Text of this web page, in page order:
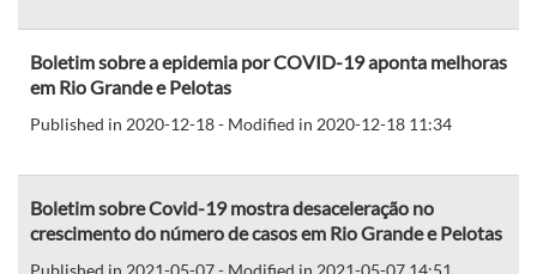
Boletim sobre a epidemia por COVID-19 aponta melhoras
em Rio Grande e Pelotas
Published in 2020-12-18 - Modified in 2020-12-18 11:34
Boletim sobre Covid-19 mostra desaceleração no
crescimento do número de casos em Rio Grande e Pelotas
Published in 2021-05-07 - Modified in 2021-05-07 14:51